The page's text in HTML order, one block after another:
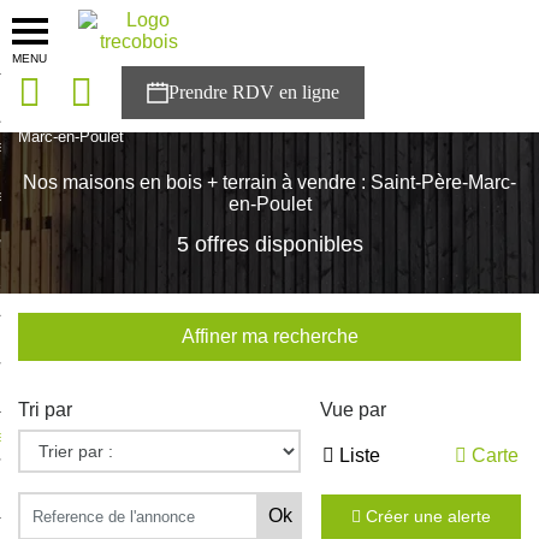
MENU
solutions
Trecobois
à NESTOR
Marc-en-Poulet
Nos maisons en bois + terrain à vendre : Saint-Père-Marc-
en-Poulet
5 offres disponibles
Affiner ma recherche
Tri par Vue par
Liste Carte
Créer une alerte